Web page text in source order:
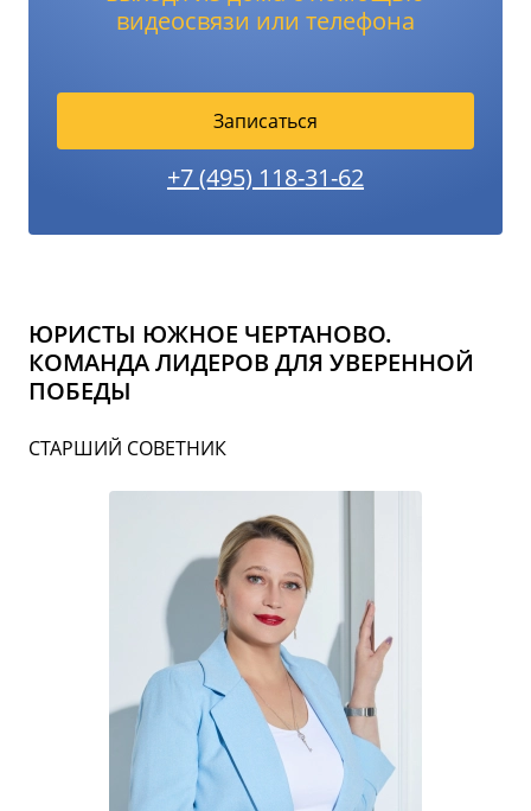
видеосвязи или телефона
Записаться
+7 (495) 118-31-62
ЮРИСТЫ ЮЖНОЕ ЧЕРТАНОВО.
КОМАНДА ЛИДЕРОВ ДЛЯ УВЕРЕННОЙ
ПОБЕДЫ
СТАРШИЙ СОВЕТНИК